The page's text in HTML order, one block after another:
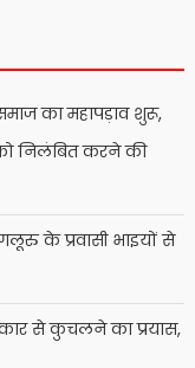
का महापड़ाव शुरू,
निलंबित करने की
के प्रवासी भाइयों से
से कुचलने का प्रयास,